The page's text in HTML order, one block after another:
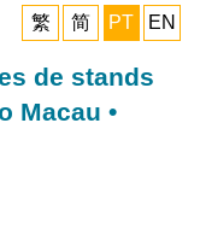
繁
简 PT EN
de stands
Macau •